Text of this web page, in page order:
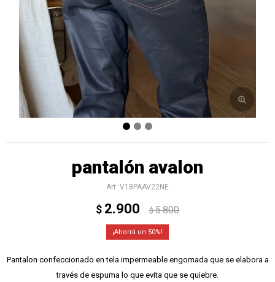
pantalón avalon
V18PAAV22NE
$ 2.900 $ 5.800
50
Pantalon confeccionado en tela impermeable engomada que se elabora a
través de espuma lo que evita que se quiebre.